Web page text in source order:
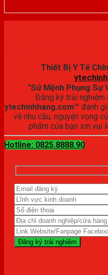
Thiết Bị Y Tế
"Sứ Mệnh Phụng Sự
Đăng ký trải nghiệm
ytechinhhang.com™ đánh
về nhu cầu, nguyện vọng
phẩm của bạn xin vui
Hotline: 0825.8888.90